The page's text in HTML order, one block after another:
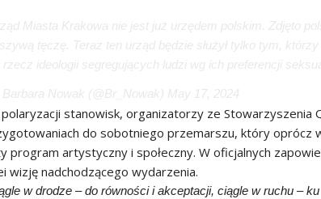
stanowisk, organizatorzy ze Stowarzyszenia
do sobotniego przemarszu, który oprócz
program artystyczny i społeczny. W oficjalnych
wizję nadchodzącego wydarzenia.
w drodze – do równości i akceptacji, ciągle w ruchu –